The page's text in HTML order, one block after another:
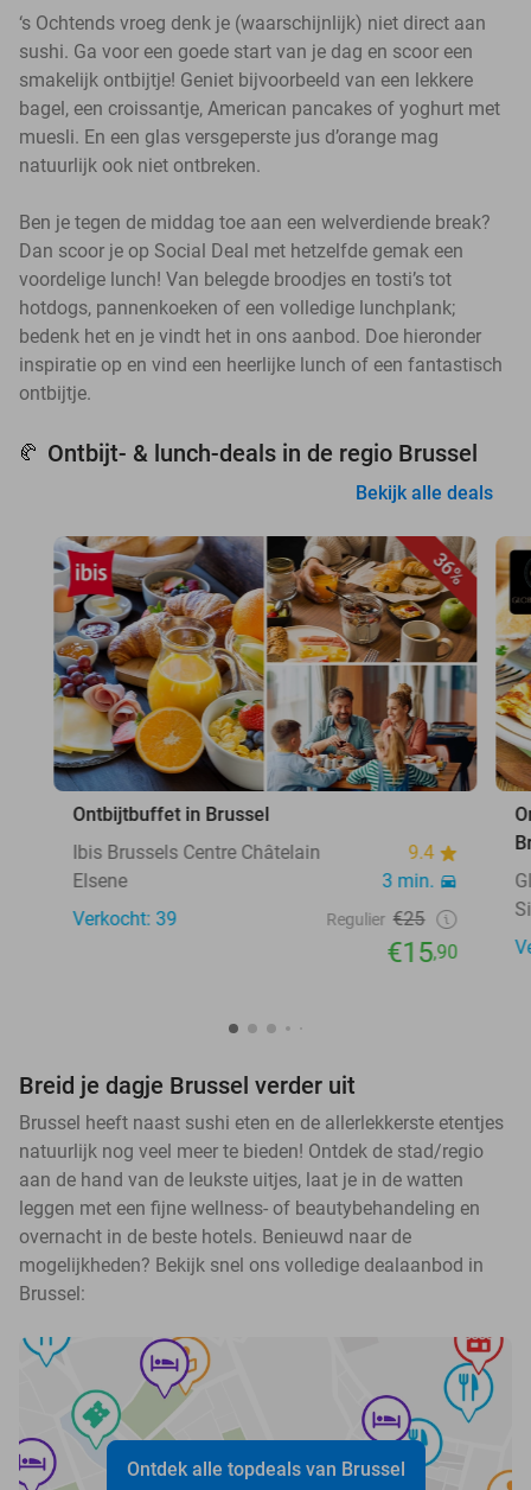
‘s Ochtends vroeg denk je (waarschijnlijk) niet direct aan
sushi. Ga voor een goede start van je dag en scoor een
smakelijk ontbijtje! Geniet bijvoorbeeld van een lekkere
bagel, een croissantje, American pancakes of yoghurt met
muesli. En een glas versgeperste jus d’orange mag
natuurlijk ook niet ontbreken.
Ben je tegen de middag toe aan een welverdiende break?
Dan scoor je op Social Deal met hetzelfde gemak een
voordelige lunch! Van belegde broodjes en tosti’s tot
hotdogs, pannenkoeken of een volledige lunchplank;
bedenk het en je vindt het in ons aanbod. Doe hieronder
inspiratie op en vind een heerlijke lunch of een fantastisch
ontbijtje.
🥐 Ontbijt- & lunch-deals in de regio Brussel
Bekijk alle deals
36%
Ontbijtbuffet in Brussel
Ibis Brussels Centre Châtelain
9.4
Elsene
3 min.
Verkocht: 39
Regulier €25
€15,90
Breid je dagje Brussel verder uit
Brussel heeft naast sushi eten en de allerlekkerste etentjes
natuurlijk nog veel meer te bieden! Ontdek de stad/regio
aan de hand van de leukste uitjes, laat je in de watten
leggen met een fijne wellness- of beautybehandeling en
overnacht in de beste hotels. Benieuwd naar de
mogelijkheden? Bekijk snel ons volledige dealaanbod in
Brussel:
Ontdek alle topdeals van Brussel